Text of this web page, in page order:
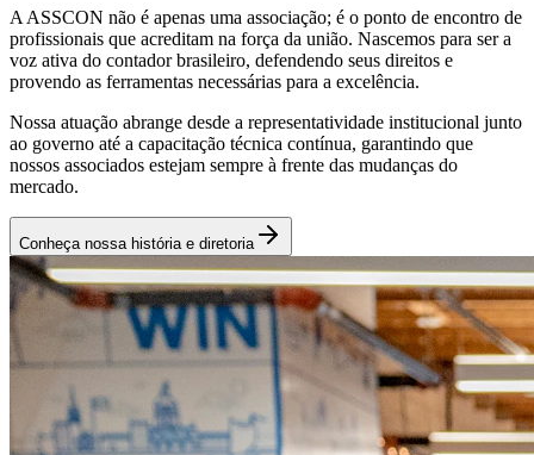
A ASSCON não é apenas uma associação; é o ponto de encontro de
profissionais que acreditam na força da união. Nascemos para ser a
voz ativa do contador brasileiro, defendendo seus direitos e
provendo as ferramentas necessárias para a excelência.
Nossa atuação abrange desde a representatividade institucional junto
ao governo até a capacitação técnica contínua, garantindo que
nossos associados estejam sempre à frente das mudanças do
mercado.
Conheça nossa história e diretoria